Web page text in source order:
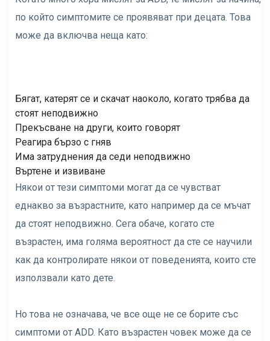
по който симптомите се проявяват при децата. Това
може да включва неща като:
Бягат, катерят се и скачат наоколо, когато трябва да
стоят неподвижно
Прекъсване на други, които говорят
Реагира бързо с гняв
Има затруднения да седи неподвижно
Въртене и извиване
Някои от тези симптоми могат да се чувстват
еднакво за възрастните, като например да се мъчат
да стоят неподвижно. Сега обаче, когато сте
възрастен, има голяма вероятност да сте се научили
как да контролирате някои от поведенията, които сте
използвали като дете.
Но това не означава, че все още не се борите със
симптоми от ADD. Като възрастен човек може да се